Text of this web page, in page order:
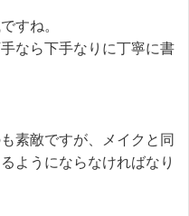
すね。
なら下手なりに丁寧に書
素敵ですが、メイクと同
ようにならなければなり